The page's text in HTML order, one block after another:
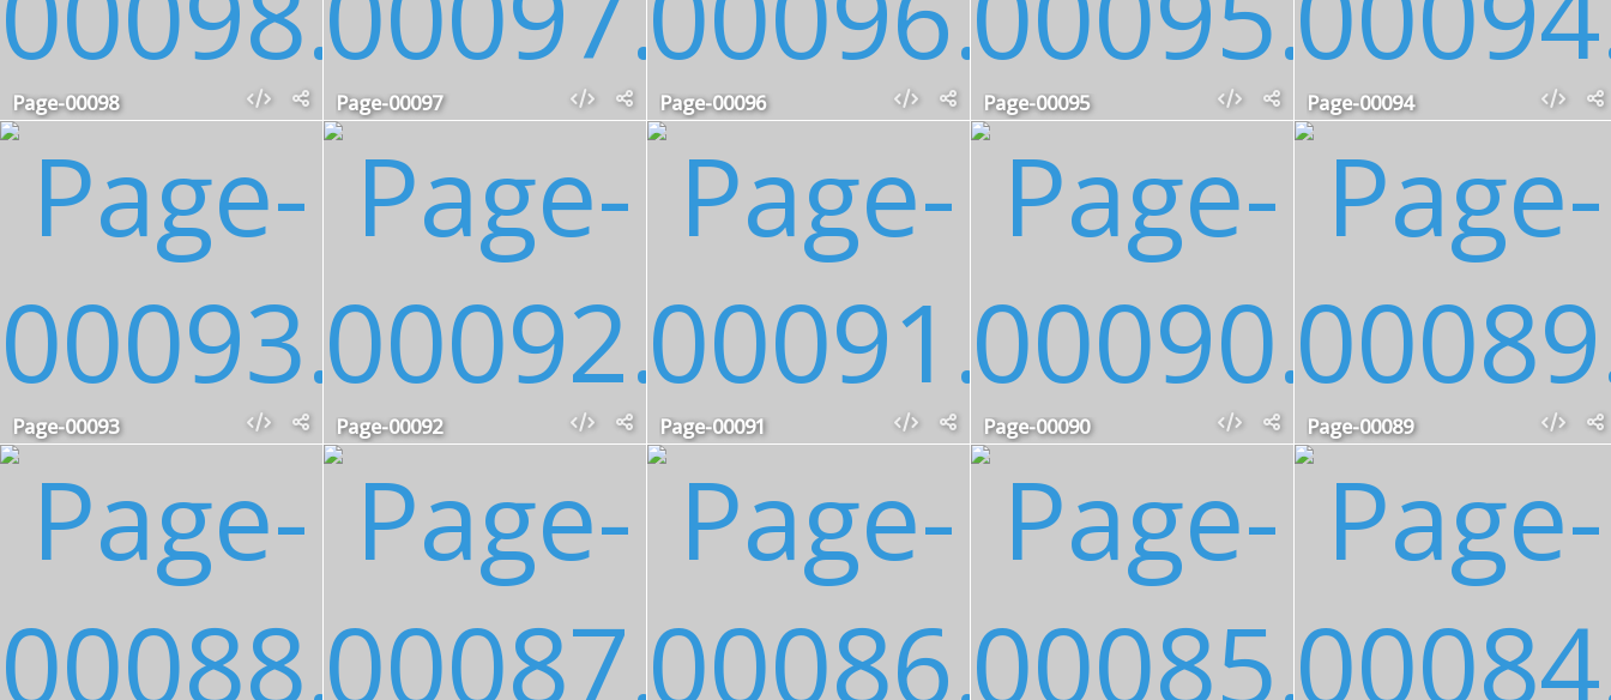
Page-00098 Page-00097 Page-00096 Page-00095 Page-00094
Page-00093 Page-00092 Page-00091 Page-00090 Page-00089